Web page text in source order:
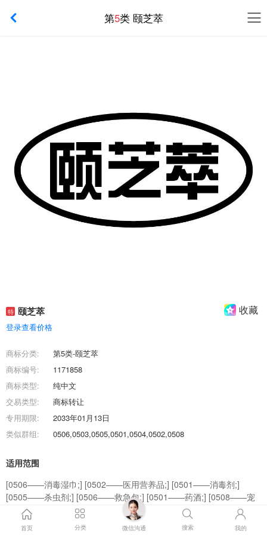
第5类 颐芝萃
特 颐芝萃 收藏
登录查看价格
商标分类:
第5类-颐芝萃
商标编号:
1171858
商标类型:
纯中文
交易类型:
商标转让
专用期限:
2033年01月13日
类似群组:
0506,0503,0505,0501,0504,0502,0508
适用范围
[0506——消毒湿巾;] [0502——医用营养品;] [0501——消毒剂;]
[0505——杀虫剂;] [0506——救急包;] [0501——药酒;] [0508——宠
物用一次性尿布;] [0503——净化剂;] [0504——兽医用药;] [0501——
人用药;]
首页 分类 微信沟通 搜索 我的